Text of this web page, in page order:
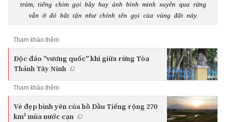
tràm, tiếng chim gọi bầy hay ánh bình minh xuyên qua rừng
vẫn ở đó bất tận như chính tên gọi của vùng đất này.
Tham khảo thêm
Độc đáo "vương quốc" khỉ giữa rừng Tòa
Thánh Tây Ninh
Tham khảo thêm
Vẻ đẹp bình yên của hồ Dầu Tiếng rộng 270
km² mùa nước cạn